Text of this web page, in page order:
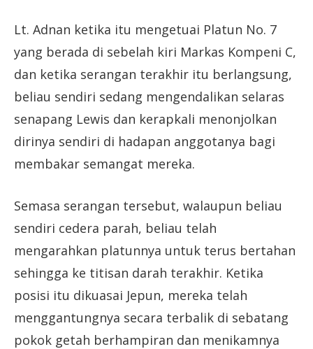
Lt. Adnan ketika itu mengetuai Platun No. 7
yang berada di sebelah kiri Markas Kompeni C,
dan ketika serangan terakhir itu berlangsung,
beliau sendiri sedang mengendalikan selaras
senapang Lewis dan kerapkali menonjolkan
dirinya sendiri di hadapan anggotanya bagi
membakar semangat mereka.
Semasa serangan tersebut, walaupun beliau
sendiri cedera parah, beliau telah
mengarahkan platunnya untuk terus bertahan
sehingga ke titisan darah terakhir. Ketika
posisi itu dikuasai Jepun, mereka telah
menggantungnya secara terbalik di sebatang
pokok getah berhampiran dan menikamnya